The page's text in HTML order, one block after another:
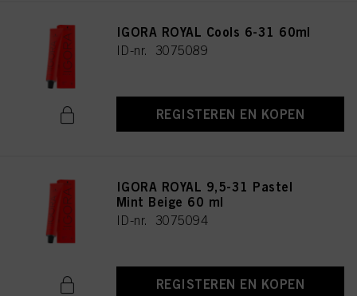
IGORA ROYAL Cools 6-31 60ml
ID-nr. 3075089
REGISTEREN EN KOPEN
IGORA ROYAL 9,5-31 Pastel
Mint Beige 60 ml
ID-nr. 3075094
REGISTEREN EN KOPEN